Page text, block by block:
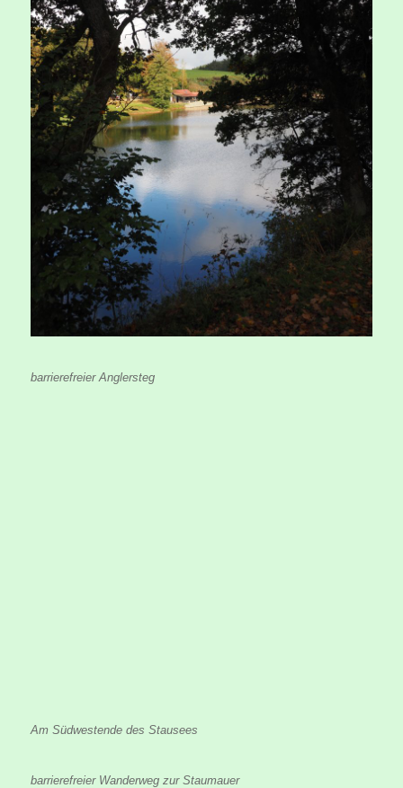
barrierefreier Anglersteg
Am Südwestende des Stausees
barrierefreier Wanderweg zur Staumauer